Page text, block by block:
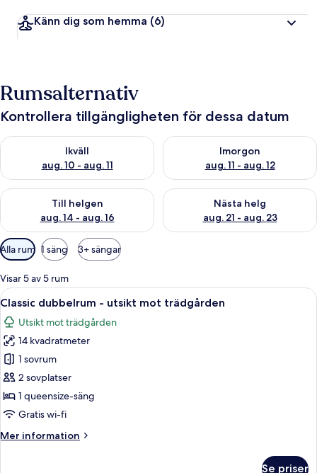
Känn dig som hemma (6)
Rumsalternativ
Kontrollera tillgängligheten för dessa datum
Ikväll
aug. 10 - aug. 11
Kontrollera tillgängligheten för ikväll aug. 10 - aug. 11
Imorgon
aug. 11 - aug. 12
Kontrollera tillgängligheten
Till helgen
aug. 14 - aug. 16
Kontrollera tillgängligheten för den här helgen aug. 14 - aug.
Nästa helg
aug. 21 - aug. 23
Kontrollera tillgängligheten
Tillgängliga
filter
för
rum
Alla rum 1 säng 3+ sängar
Visar 5 av 5 rum
Öppna
alla
foton
för
Classic
dubbelrum
-
utsikt
trädgården
Ett sovrum med en säng, ett
11
Classic dubbelrum - utsikt mot trädgården
Utsikt mot trädgården
14 kvadratmeter
1 sovrum
2 sovplatser
1 queensize-säng
Gratis wi-fi
Mer information
Mer
Se priser